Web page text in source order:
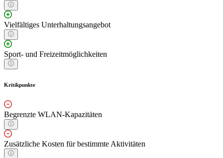
Vielfältiges Unterhaltungsangebot
Sport- und Freizeitmöglichkeiten
Kritikpunkte
Begrenzte WLAN-Kapazitäten
Zusätzliche Kosten für bestimmte Aktivitäten